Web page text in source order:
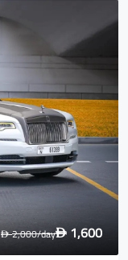
D 1,600
D2,000/day